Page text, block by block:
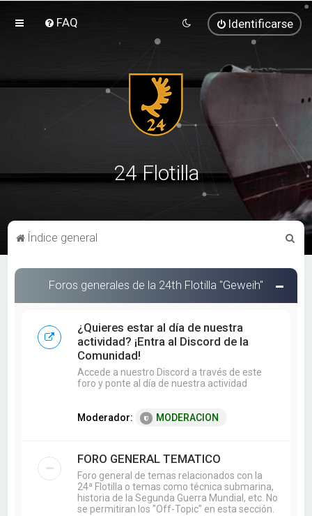
FAQ Identificarse
24 Flotilla
Índice general
s
Foros generales de la 24th Flotilla "Geweih"
¿Quieres estar al día de nuestra
actividad? ¡Entra al Discord de la
Comunidad!
Accede a nuestro Discord a través de este
foro y ponte al día de nuestra actividad
Moderador: MODERACION
FORO GENERAL TEMATICO
Foro general de temas relacionados con la
24ª Flotilla o temas como técnica submarina,
historia de la Segunda Guerra Mundial, etc. No
se permitiran los "Off-Topic" en esta sección.